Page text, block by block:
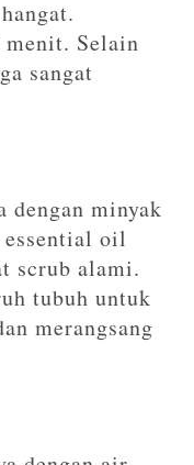
menit. Selain
sangat
dengan minyak
oil
scrub alami.
tubuh untuk
merangsang